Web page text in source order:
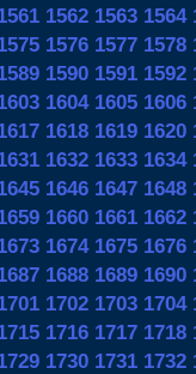
1562 1563 1564
1576 1577 1578
1590 1591 1592
1604 1605 1606
1618 1619 1620
1632 1633 1634
1646 1647 1648
1660 1661 1662
1674 1675 1676
1688 1689 1690
1702 1703 1704
1716 1717 1718
1730 1731 1732